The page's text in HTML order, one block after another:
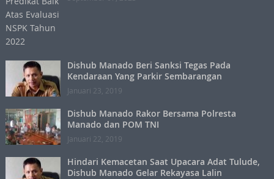
Dishub Manado Beri Sanksi Tegas Pada
Kendaraan Yang Parkir Sembarangan
Januari 23, 2019
Dishub Manado Rakor Bersama Polresta
Manado dan POM TNI
Januari 22, 2019
Hindari Kemacetan Saat Upacara Adat Tulude,
Dishub Manado Gelar Rekayasa Lalin